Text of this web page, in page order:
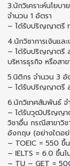
3.นักวิเคราะห์นโยบ
จำนวน 1 อัตรา
– ได้รับปริญญาตรี
4.นักวิชาการเงินแ
– ได้รับปริญญาตรี ส
บริหารธุรกิจ หรือสา
5.นิติกร จำนวน 3 อั
– ได้รับปริญญาตรี
6.นักวิเทศสัมพันธ์
– ได้รับวุฒิปริญญาต
วิชาอื่น กรณีสาขาวิ
อังกฤษ (อย่างใดอ
– TOEIC = 550 ขึ้
– IELTS = 6.0 ขึ้นไ
– TU – GET =